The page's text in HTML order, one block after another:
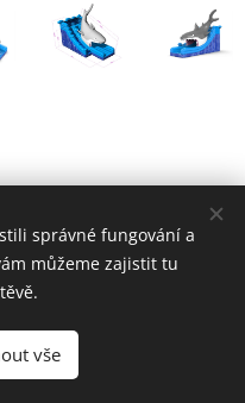
vyhrazena
s.r.o.
| www.myposprint.com
správné fungování a
můžeme zajistit tu
vše